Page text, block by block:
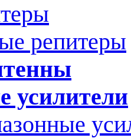
репитеры
усилители